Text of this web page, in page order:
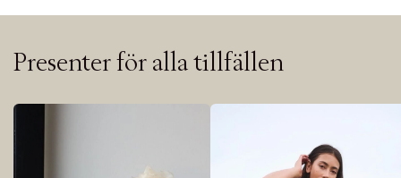
Presenter för alla tillfällen